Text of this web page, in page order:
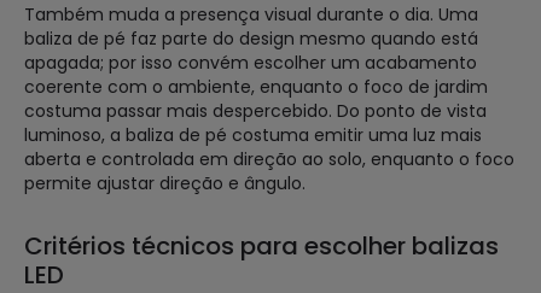
Também muda a presença visual durante o dia. Uma
baliza de pé faz parte do design mesmo quando está
apagada; por isso convém escolher um acabamento
coerente com o ambiente, enquanto o foco de jardim
costuma passar mais despercebido. Do ponto de vista
luminoso, a baliza de pé costuma emitir uma luz mais
aberta e controlada em direção ao solo, enquanto o foco
permite ajustar direção e ângulo.
Critérios técnicos para escolher balizas
LED